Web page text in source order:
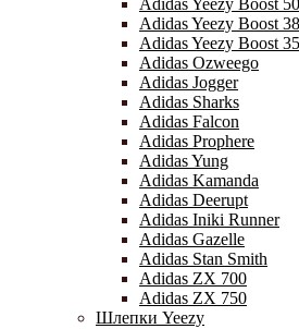
Adidas Yeezy Boost
Adidas Yeezy Boost
Adidas Yeezy Boost
Adidas Ozweego
Adidas Jogger
Adidas Sharks
Adidas Falcon
Adidas Prophere
Adidas Yung
Adidas Kamanda
Adidas Deerupt
Adidas Iniki Runner
Adidas Gazelle
Adidas Stan Smith
Adidas ZX 700
Adidas ZX 750
Шлепки Yeezy